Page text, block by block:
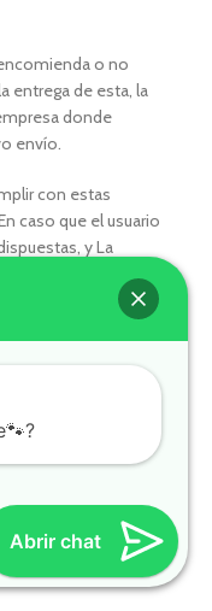
o no
entrega de esta, la
donde
envío.
con estas
caso que el usuario
y La
para el envío
realizará la
Day, Cyber Monday
son los siguientes:
5 a 8 días
del destino, ciudad y
por el cliente
Abrir chat